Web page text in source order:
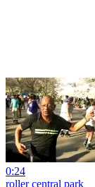
0:24
roller central park